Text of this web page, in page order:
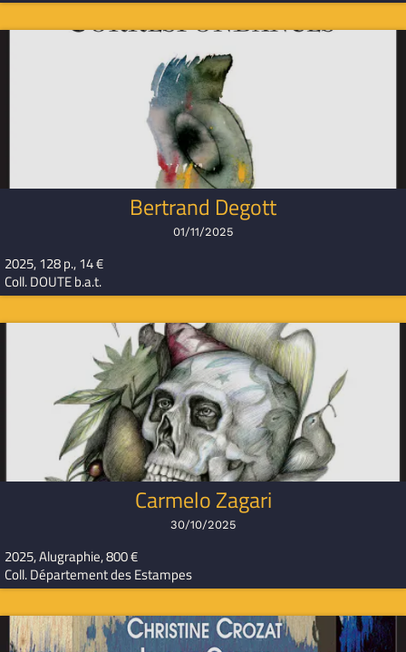
Bertrand Degott
01/11/2025
2025, 128 p., 14 €
Coll. DOUTE b.a.t.
Carmelo Zagari
30/10/2025
2025, Alugraphie, 800 €
Coll. Département des Estampes